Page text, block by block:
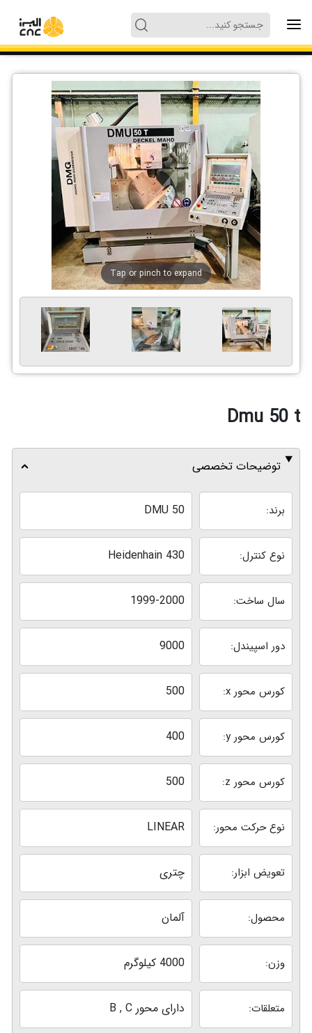
Tap or pinch to expand
Dmu 50 t
توضیحات تخصصی
برند: DMU 50
نوع کنترل: Heidenhain 430
سال ساخت: 1999-2000
دور اسپیندل: 9000
کورس محور x: 500
کورس محور y: 400
کورس محور z: 500
نوع حرکت محور: LINEAR
تعویض ابزار: چتری
محصول: آلمان
وزن: 4000 کیلوگرم
متعلقات: دارای محور B , C